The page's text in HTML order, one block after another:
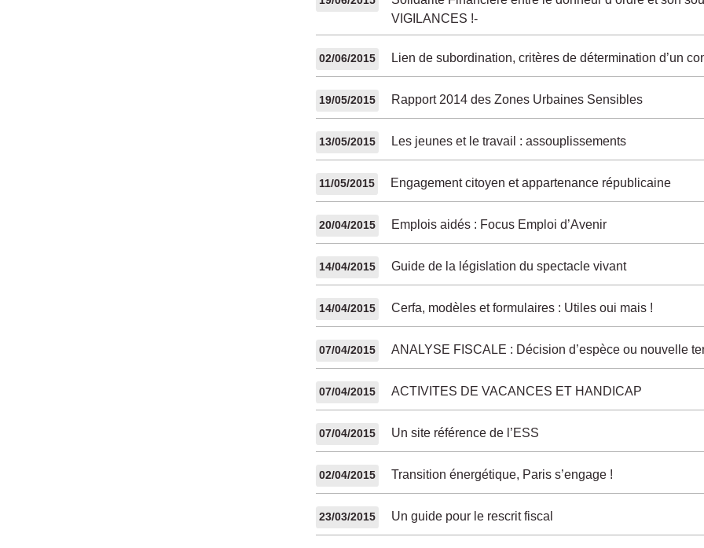
VIGILANCES !-
02/06/2015 Lien de subordination, critères de détermination d’un
19/05/2015 Rapport 2014 des Zones Urbaines Sensibles
13/05/2015 Les jeunes et le travail : assouplissements
11/05/2015 Engagement citoyen et appartenance républicaine
20/04/2015 Emplois aidés : Focus Emploi d’Avenir
14/04/2015 Guide de la législation du spectacle vivant
14/04/2015 Cerfa, modèles et formulaires : Utiles oui mais !
07/04/2015 ANALYSE FISCALE : Décision d’espèce ou nouvelle
07/04/2015 ACTIVITES DE VACANCES ET HANDICAP
07/04/2015 Un site référence de l’ESS
02/04/2015 Transition énergétique, Paris s’engage !
23/03/2015 Un guide pour le rescrit fiscal